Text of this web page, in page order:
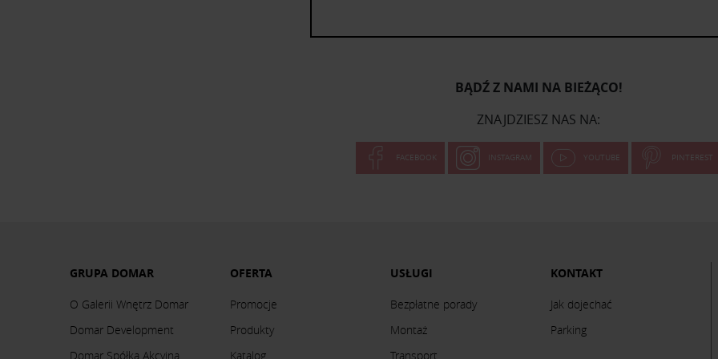
BĄDŹ Z NAMI NA BIEŻĄCO!
ZNAJDZIESZ NAS NA:
FACEBOOK INSTAGRAM YOUTUBE PINTEREST
GRUPA DOMAR
O Galerii Wnętrz Domar
Domar Development
Domar Spółka Akcyjna
OFERTA
Promocje
Produkty
Katalog
USŁUGI
Bezpłatne porady
Montaż
Transport
KONTAKT
Jak dojechać
Parking